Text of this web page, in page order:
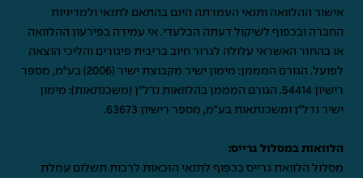
אישור ההלוואה ותנאי העמדתה הינם בהתאם לתנאי ולמדיניות
החברה ובכפוף לשיקול דעתה הבלעדי. אי עמידה בפירעון ההלוואה
או בהחזר האשראי עלולה לגרור חיוב בריבית פיגורים והליכי הוצאה
לפועל. הגורם המממן: מימון ישיר מקבוצת ישיר (2006) בע"מ, מספר
רישיון 54414. הגורם המממן בהלוואות נדל"ן (משכנתאות): מימון
ישיר נדל"ן ומשכנתאות בע"מ, מספר רישיון 63673.
הלוואות במסלול גרייס:
מסלול הלוואת גרייס בכפוף לתנאי הזכאות לרבות תשלום עמלת